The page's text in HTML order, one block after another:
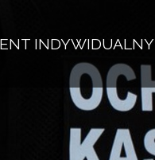
INDYWIDUALNY